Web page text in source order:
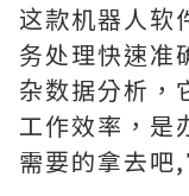
这款机器人软
务处理快速准
杂数据分析，
工作效率，是
需要的拿去吧